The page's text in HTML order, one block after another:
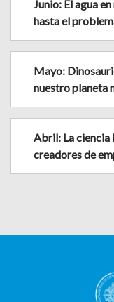
Junio: El agua
hasta el
Mayo:
nuestro planeta
Abril: La ciencia
creadores de